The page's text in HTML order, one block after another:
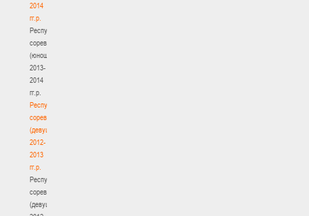
2014
гг.р.
Республиканские
соревнования
(юноши)
2013-
2014
гг.р.
Республиканские
соревнования
(девушки)
2012-
2013
гг.р.
Республиканские
соревнования
(девушки)